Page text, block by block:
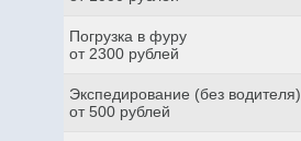
Погрузка в фуру
от 2300 рублей
Экспедирование (без водителя)
от 500 рублей